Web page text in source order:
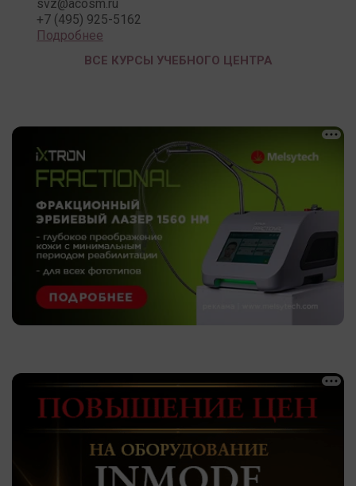
svz@acosm.ru
+7 (495) 925-5162
Подробнее
ВСЕ КУРСЫ УЧЕБНОГО ЦЕНТРА